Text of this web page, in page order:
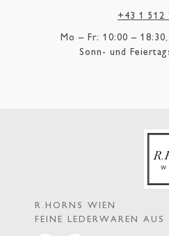
+43 1 512
Mo – Fr: 10:00 –
Sonn- und
R.HORNS WIEN
FEINE LEDERWAREN AUS